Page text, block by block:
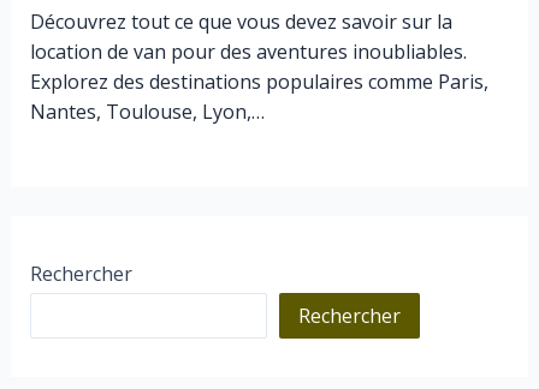
Découvrez tout ce que vous devez savoir sur la
location de van pour des aventures inoubliables.
Explorez des destinations populaires comme Paris,
Nantes, Toulouse, Lyon,…
Rechercher
Rechercher